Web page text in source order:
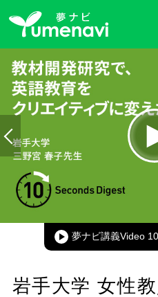
Time
夢ナビ講義Video
岩手大学 女性